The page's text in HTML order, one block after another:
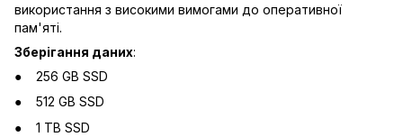
використання з високими вимогами до оперативної
пам'яті.
Зберігання даних:
256 GB SSD
512 GB SSD
1 TB SSD